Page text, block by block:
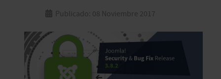
Publicado: 08 Noviembre 2017